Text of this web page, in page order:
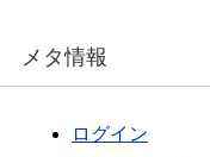
メタ情報
ログイン